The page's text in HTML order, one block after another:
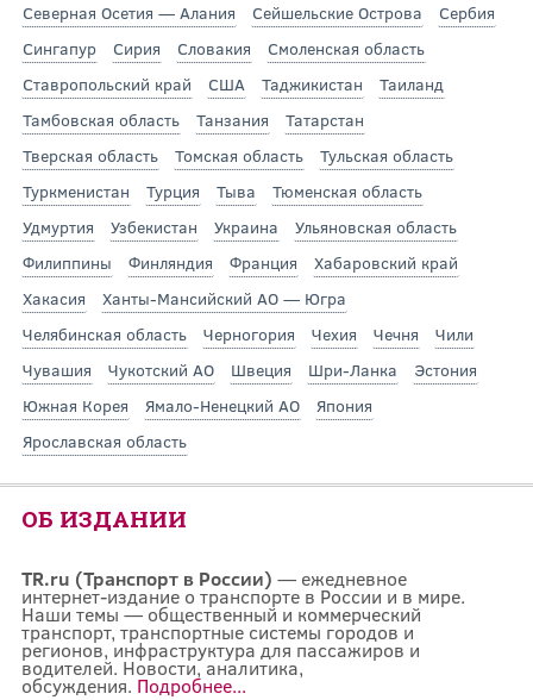
Северная Осетия — Алания
Сейшельские Острова
Сербия
Сингапур
Сирия Словакия
Смоленская область
Ставропольский край
США Таджикистан
Таиланд
Тамбовская область
Танзания
Татарстан
Тверская область
Томская область
Тульская область
Туркменистан
Турция Тыва
Тюменская область
Удмуртия
Узбекистан Украина
Ульяновская область
Филиппины
Финляндия Франция
Хабаровский край
Хакасия
Ханты-Мансийский АО — Югра
Челябинская область
Черногория Чехия Чечня
Чили
Чувашия
Чукотский АО Швеция Шри-Ланка
Эстония
Южная Корея
Ямало-Ненецкий АО
Япония
Ярославская область
ОБ ИЗДАНИИ
TR.ru (Транспорт в России) — ежедневное
интернет-издание о транспорте в России и в мире.
Наши темы — общественный и коммерческий
транспорт, транспортные системы городов и
регионов, инфраструктура для пассажиров и
водителей. Новости, аналитика,
обсуждения. Подробнее...